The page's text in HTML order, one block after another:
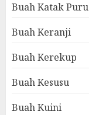
Buah Katak Puru
Buah Keranji
Buah Kerekup
Buah Kesusu
Buah Kuini